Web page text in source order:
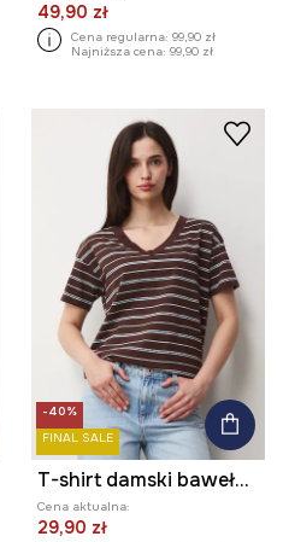
49,90 zł
Cena regularna: 99,90 zł
Najniższa cena: 99,90 zł
-40%
FINAL SALE
T-shirt damski bawełniany
Cena aktualna:
29,90 zł